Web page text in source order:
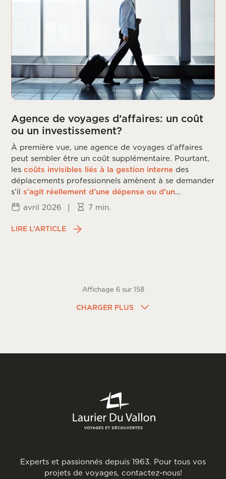
Agence de voyages d’affaires: un coût
ou un investissement?
À première vue, une agence de voyages d’affaires
peut sembler être un coût supplémentaire. Pourtant,
lescoûts invisibles liés à la gestion interne des
déplacements professionnels amènent à se demander
s’il s’agit réellement d’une dépense ou d’un
investissement .
avril 2026 | 7 min.
LIRE L’ARTICLE
Affichage 6sur 158
CHARGER PLUS
Experts et passionnés depuis 1963. Pour tous vos
projets de voyages, contactez-nous!